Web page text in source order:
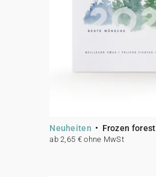
Neuheiten Frozen forest
ab 2,65 € ohne MwSt